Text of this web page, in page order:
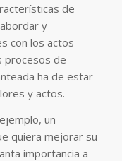
de
y
con los actos
procesos de
ha de estar
y actos.
un
quiera mejorar su
importancia a